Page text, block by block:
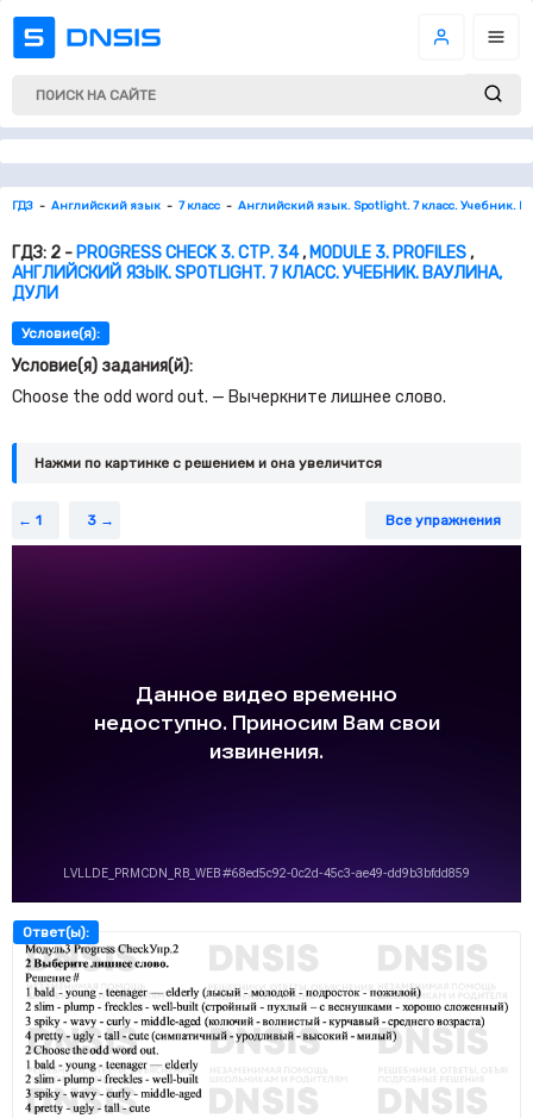
ГДЗ Английский язык 7 класс Английский язык. Spotlight. 7 класс. Учебник.
ГДЗ: 2 - PROGRESS CHECK 3. СТР. 34, MODULE 3. PROFILES,
АНГЛИЙСКИЙ ЯЗЫК. SPOTLIGHT. 7 КЛАСС. УЧЕБНИК. ВАУЛИНА,
ДУЛИ
Условие(я):
Условие(я) задания(й):
Choose the odd word out. — Вычеркните лишнее слово.
Нажми по картинке c решением и она увеличится
1 3 Все упражнения
Ответ(ы):